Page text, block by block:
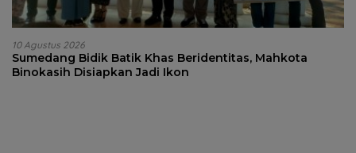
10 Agustus 2026
Sumedang Bidik Batik Khas Beridentitas, Mahkota
Binokasih Disiapkan Jadi Ikon